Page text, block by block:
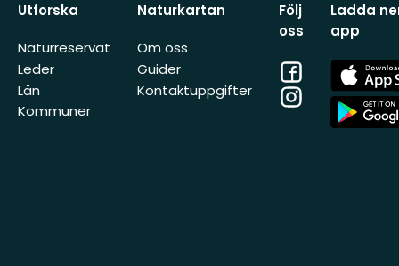
Utforska
Naturreservat
Leder
Län
Kommuner
Naturkartan
Om oss
Guider
Kontaktuppgifter
Följ
oss
Facebook
Instagram
Ladda
app
App
Store
App
Store